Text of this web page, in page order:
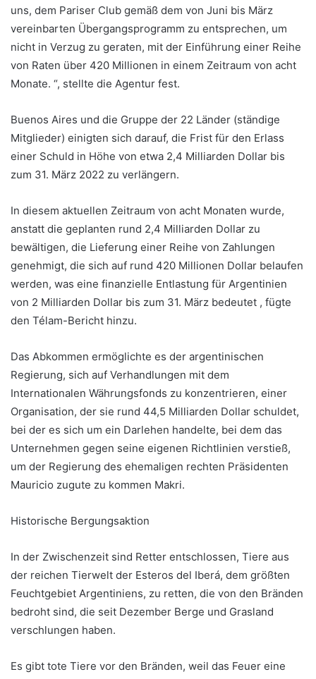
uns, dem Pariser Club gemäß dem von Juni bis März
vereinbarten Übergangsprogramm zu entsprechen, um
nicht in Verzug zu geraten, mit der Einführung einer Reihe
von Raten über 420 Millionen in einem Zeitraum von acht
Monate. “, stellte die Agentur fest.
Buenos Aires und die Gruppe der 22 Länder (ständige
Mitglieder) einigten sich darauf, die Frist für den Erlass
einer Schuld in Höhe von etwa 2,4 Milliarden Dollar bis
zum 31. März 2022 zu verlängern.
In diesem aktuellen Zeitraum von acht Monaten wurde,
anstatt die geplanten rund 2,4 Milliarden Dollar zu
bewältigen, die Lieferung einer Reihe von Zahlungen
genehmigt, die sich auf rund 420 Millionen Dollar belaufen
werden, was eine finanzielle Entlastung für Argentinien
von 2 Milliarden Dollar bis zum 31. März bedeutet , fügte
den Télam-Bericht hinzu.
Das Abkommen ermöglichte es der argentinischen
Regierung, sich auf Verhandlungen mit dem
Internationalen Währungsfonds zu konzentrieren, einer
Organisation, der sie rund 44,5 Milliarden Dollar schuldet,
bei der es sich um ein Darlehen handelte, bei dem das
Unternehmen gegen seine eigenen Richtlinien verstieß,
um der Regierung des ehemaligen rechten Präsidenten
Mauricio zugute zu kommen Makri.
Historische Bergungsaktion
In der Zwischenzeit sind Retter entschlossen, Tiere aus
der reichen Tierwelt der Esteros del Iberá, dem größten
Feuchtgebiet Argentiniens, zu retten, die von den Bränden
bedroht sind, die seit Dezember Berge und Grasland
verschlungen haben.
Es gibt tote Tiere vor den Bränden, weil das Feuer eine